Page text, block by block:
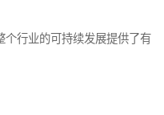
个行业的可持续发展提供了有